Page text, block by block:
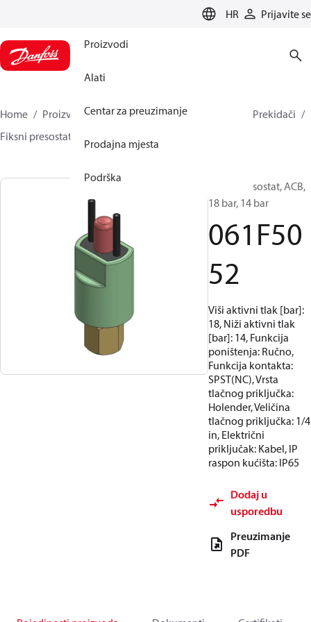
HR Prijavite se
Proizvodi
Alati
Centar za preuzimanje
Prodajna mjesta
Podrška
Home Proizvodi Climate Solutions za hlađenje
Prekidači
Fiksni presostati
Fiksni presostat, ACB,
18 bar, 14 bar
061F50
52
Viši aktivni tlak [bar]:
18, Niži aktivni tlak
[bar]: 14, Funkcija
poništenja: Ručno,
Funkcija kontakta:
SPST(NC), Vrsta
tlačnog priključka:
Holender, Veličina
tlačnog priključka: 1/4
in, Električni
priključak: Kabel, IP
raspon kućišta: IP65
Dodaj u
usporedbu
Preuzimanje
PDF